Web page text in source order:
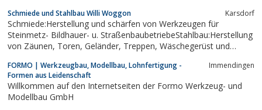
Schmiede und Stahlbau Willi Woggon Karsdorf
Schmiede:Herstellung und schärfen von Werkzeugen für
Steinmetz- Bildhauer- u. StraßenbaubetriebeStahlbau:Herstellung
von Zäunen, Toren, Geländer, Treppen, Wäschegerüst und
FORMO | Werkzeugbau, Modellbau, Lohnfertigung -
Formen aus Leidenschaft
Immendingen
Willkommen auf den Internetseiten der Formo Werkzeug- und
Modellbau GmbH